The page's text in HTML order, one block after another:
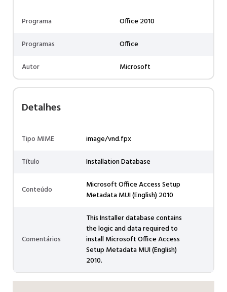
Programa
Office 2010
Programas
Office
Autor
Microsoft
Detalhes
Tipo MIME
image/vnd.fpx
Título
Installation Database
Conteúdo
Microsoft Office Access Setup
Metadata MUI (English) 2010
Comentários
This Installer database contains
the logic and data required to
install Microsoft Office Access
Setup Metadata MUI (English)
2010.